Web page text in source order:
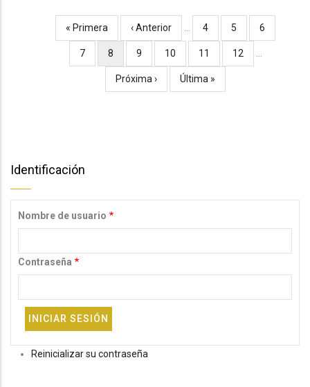
Paginación
Primera
página
« Primera
Página
anterior
‹ Anterior … Página
4 Página
5 Página
6
Página
7
Página
actual
8 Página
9 Página
10 Página
11 Página
12 …
Siguiente
Próxima ›
Última
Última »
Identificación
Nombre de usuario
Contraseña
Reinicializar su contraseña